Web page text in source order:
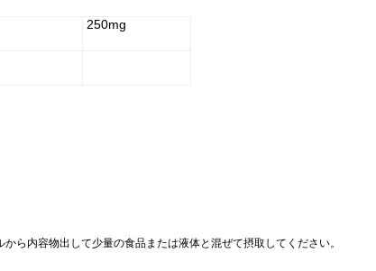
250mg
ら内容物出して少量の食品または液体と混ぜて摂取してください。